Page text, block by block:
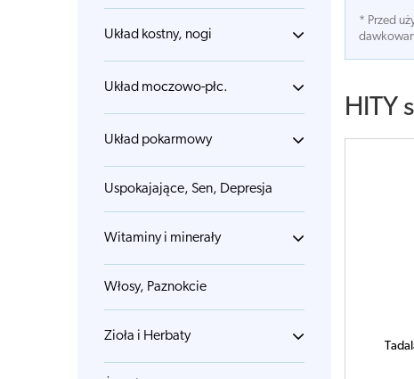
Układ kostny, nogi
Układ moczowo-płc.
Układ pokarmowy
Uspokajające, Sen, Depresja
Witaminy i minerały
Włosy, Paznokcie
Zioła i Herbaty
* Przed
HITY